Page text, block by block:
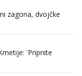
zagona, dvojčke
'Pripnite